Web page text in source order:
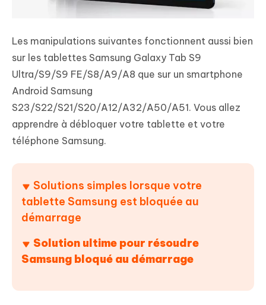
Les manipulations suivantes fonctionnent aussi bien
sur les tablettes Samsung Galaxy Tab S9
Ultra/S9/S9 FE/S8/A9/A8 que sur un smartphone
Android Samsung
S23/S22/S21/S20/A12/A32/A50/A51. Vous allez
apprendre à débloquer votre tablette et votre
téléphone Samsung.
Solutions simples lorsque votre
tablette Samsung est bloquée au
démarrage
Solution ultime pour résoudre
Samsung bloqué au démarrage